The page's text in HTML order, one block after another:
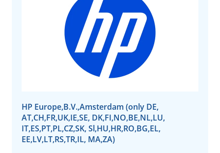
HP Europe,B.V.,Amsterdam (only DE,
AT,CH,FR,UK,IE,SE, DK,FI,NO,BE,NL,LU,
IT,ES,PT,PL,CZ,SK, Sl,HU,HR,RO,BG,EL,
EE,LV,LT,RS,TR,IL, MA,ZA)